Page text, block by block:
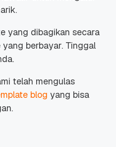
yang dibagikan secara
yang berbayar. Tinggal
telah mengulas
blog yang bisa